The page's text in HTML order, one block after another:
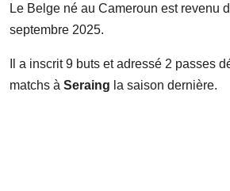
Le Belge né au Cameroun est revenu
septembre 2025.
Il a inscrit 9 buts et adressé 2 passes
matchs à Seraing la saison dernière.